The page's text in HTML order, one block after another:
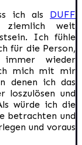
ich als DUFF
ziemlich weit
Ich fühle
für die Person,
wieder
mich mit mir
denen ich das
loszulösen und
würde ich die
betrachten und
und voraus